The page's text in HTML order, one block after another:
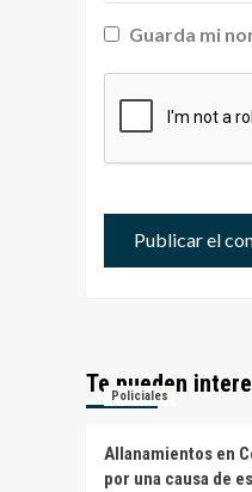
Guarda mi
Te pueden
Policiales
Allanamientos en
por una causa de